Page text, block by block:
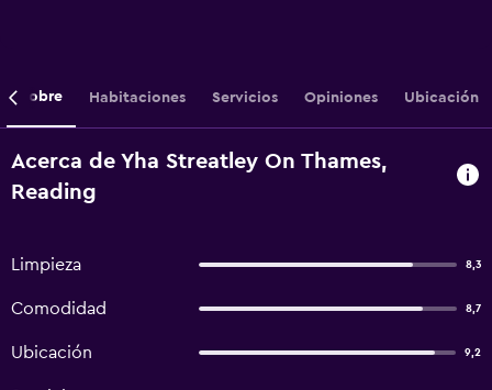
Sobre Habitaciones Servicios Opiniones Ubicación
Acerca de Yha Streatley On Thames,
Reading
Limpieza 8,3
Comodidad 8,7
Ubicación 9,2